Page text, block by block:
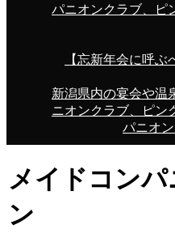
パニオンクラブ、ピ
【忘新年会に呼ぶ
新潟県内の宴会や温
ニオンクラブ、ピン
パニオ
メイドコンパ
ン